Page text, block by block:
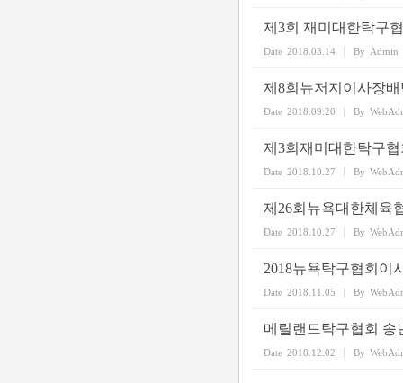
제3회 재미대한탁구
Date 2018.03.14 By Admin
제8회뉴저지이사장
Date 2018.09.20 By
제3회재미대한탁구
Date 2018.10.27 By
제26회뉴욕대한체육
Date 2018.10.27 By
2018뉴욕탁구협회이
Date 2018.11.05 By
메릴랜드탁구협회 송
Date 2018.12.02 By